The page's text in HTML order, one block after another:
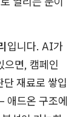
입니다. AI가
으면, 캠페인
재료로 쌓입
애드온 구조에